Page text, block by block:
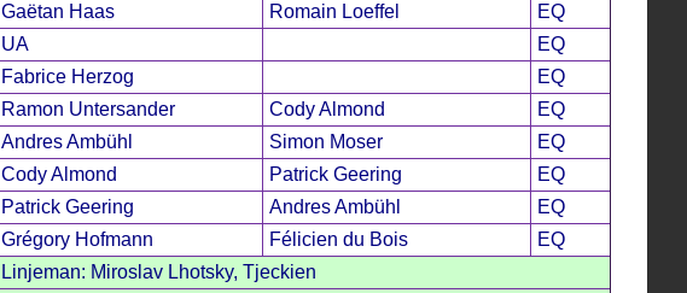
Gaëtan Haas Romain Loeffel
EQ
UA
EQ
Fabrice Herzog
EQ
Ramon Untersander Cody Almond
EQ
Andres Ambühl Simon Moser
EQ
Cody Almond Patrick Geering
EQ
Patrick Geering Andres Ambühl
EQ
Grégory Hofmann Félicien du Bois
EQ
Linjeman: Miroslav Lhotsky, Tjeckien